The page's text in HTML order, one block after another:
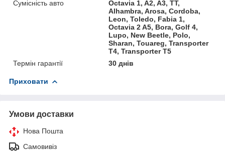
Сумісність авто
Octavia 1, A2, A3, TT,
Alhambra, Arosa, Cordoba,
Leon, Toledo, Fabia 1,
Octavia 2 A5, Bora, Golf 4,
Lupo, New Beetle, Polo,
Sharan, Touareg, Transporter
T4, Transporter T5
Термін гарантії
30 днів
Приховати
Умови доставки
Нова Пошта
Самовивіз